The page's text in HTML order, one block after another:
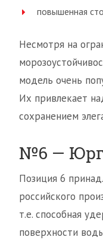
повышенная
Несмотря на
модель очень
Их привлекает
сохранением
№6 —
Позиция 6
российского
т.е. способная
поверхности